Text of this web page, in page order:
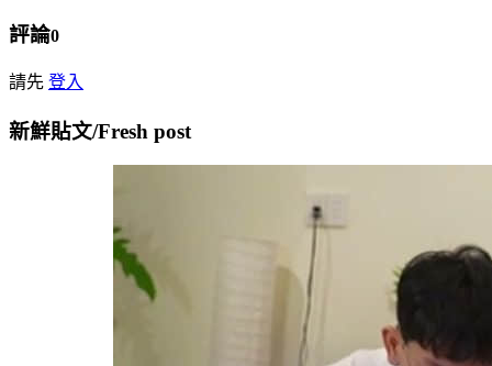
評論0
請先 登入
新鮮貼文/Fresh post